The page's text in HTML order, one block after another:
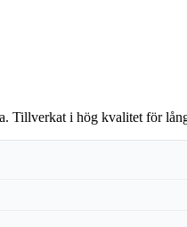
Tillverkat i hög kvalitet för